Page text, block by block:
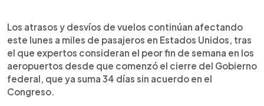
Escuchar artículo
El cierre del Gobierno federal en Estados Unidos,
que ya supera los 34 días, ha provocado una crisis
en los aeropuertos del país por la falta de
controladores aéreos que trabajan sin pago.
Terminales como Newark, Nueva York, Dallas y
Boston registraron más de 98 alertas de personal
y múltiples retrasos y desvíos de vuelos durante el
Los atrasos y desvíos de vuelos continúan afectando
este lunes a miles de pasajeros en Estados Unidos, tras
el que expertos consideran el peor fin de semana en los
aeropuertos desde que comenzó el cierre del Gobierno
federal, que ya suma 34 días sin acuerdo en el
Congreso.